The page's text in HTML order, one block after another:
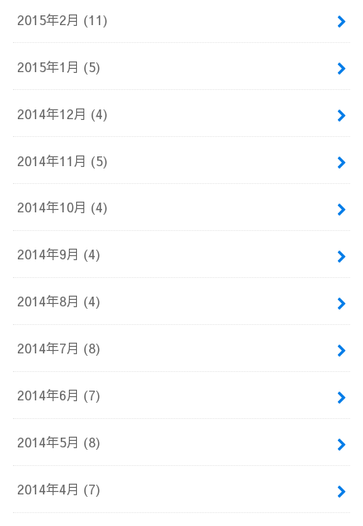
2015年2月 (11)
2015年1月 (5)
2014年12月 (4)
2014年11月 (5)
2014年10月 (4)
2014年9月 (4)
2014年8月 (4)
2014年7月 (8)
2014年6月 (7)
2014年5月 (8)
2014年4月 (7)